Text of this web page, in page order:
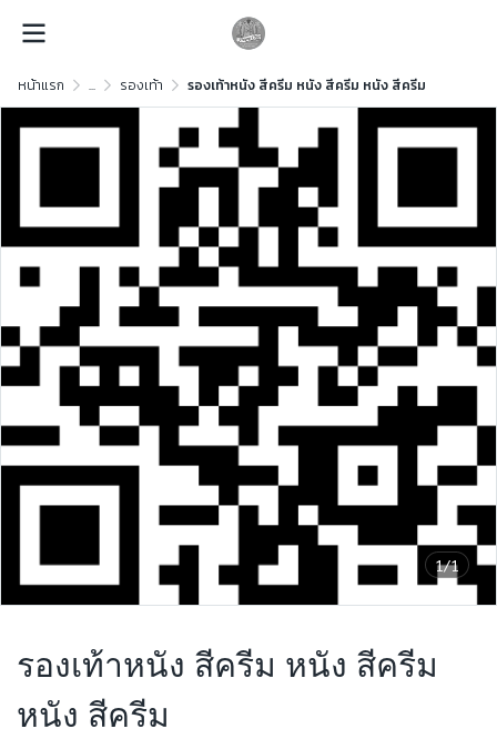
หน้าแรก ... รองเท้า รองเท้าหนัง สีครีม หนัง สีครีม หนัง สีครีม
1/1
รองเท้าหนัง สีครีม หนัง สีครีม
หนัง สีครีม